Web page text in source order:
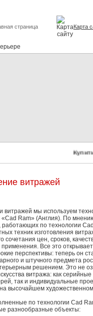
страница Карта
витражей
витражей мы используем
«Cad Ram» (Англия). По
работающих по технологии
техник изготовления
сочетания цен, сроков,
Все это
перспективы: теперь он
и штучного предмета
решением. Это не
витража: как
так и индивидуальные
высочайшем
по технологии Cad
разнообразные объекты: